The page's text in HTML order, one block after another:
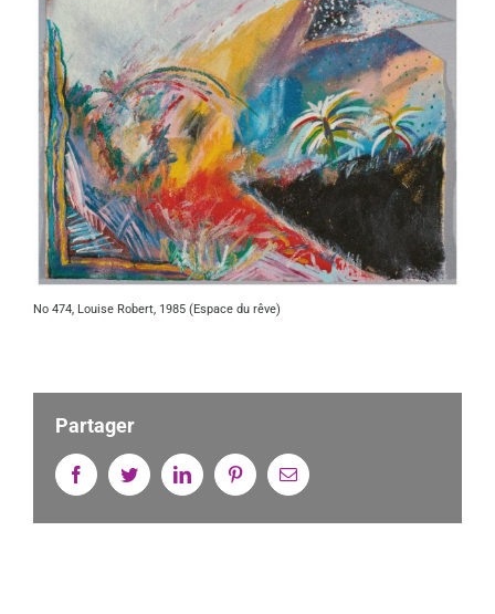
l&apos;image
No 474, Louise Robert, 1985 (Espace du rêve)
Partager
FacebookTwitterLinkedin PinterestEmail